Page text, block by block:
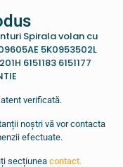
Spirala volan cu
5K0953502L
6151183 6151177
verificată.
noștri vă vor contacta
efectuate.
secțiunea contact.